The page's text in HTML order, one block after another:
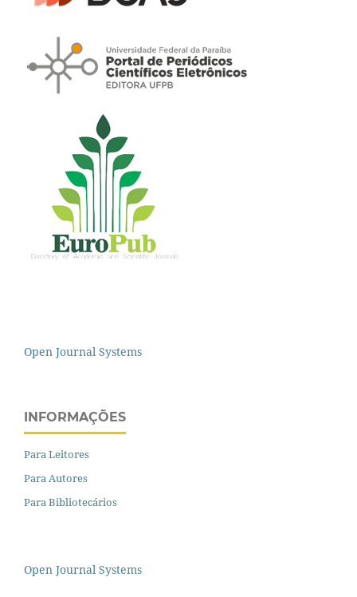
Open Journal Systems
INFORMAÇÕES
Para Leitores
Para Autores
Para Bibliotecários
Open Journal Systems